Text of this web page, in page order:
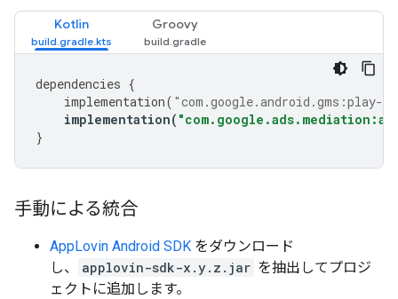
Kotlin Groovy
dependencies {
implementation( "com.google.android.gms:play-
implementation(
}
手動による統合
AppLovin Android SDK をダウンロード
し、
applovin-sdk-x.y.z.jar を抽出してプロジ
ェクトに追加します。